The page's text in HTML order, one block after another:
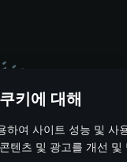
키에 대해
하여 사이트 성능 및 사
텐츠 및 광고를 개선 및
어떠한 현실의 무기나
Gaijin Games Kft. All